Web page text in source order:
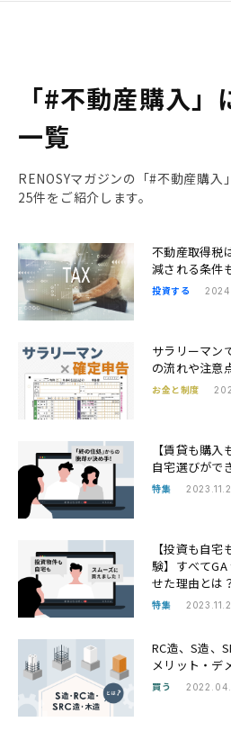
「#不動産購入
一覧
RENOSYマガジンの「#不動産購入
25件をご紹介します。
不動産取得税
減される条件
投資する
サラリーマン
の流れや注意
お金と制度
【賃貸も購
自宅選びがで
特集
【投資も自
験】すべて
せた理由とは
特集
RC造、S造、
メリット・デ
買う